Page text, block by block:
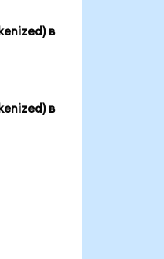
в
в